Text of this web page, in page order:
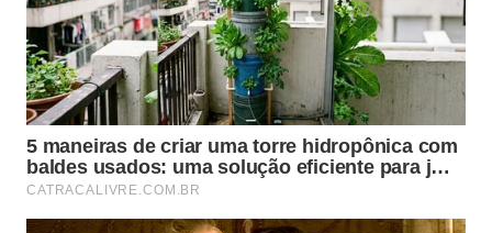
Na prática, o contato constante entre lâmina e
metal prejudica o fio da faca. A superfície é dura
demais para cortes frequentes e pode deixar facas
boas cegas em menos tempo. Outro ponto é a
sensação de corte, que costuma ser mais
desconfortável e barulhenta. O metal pode